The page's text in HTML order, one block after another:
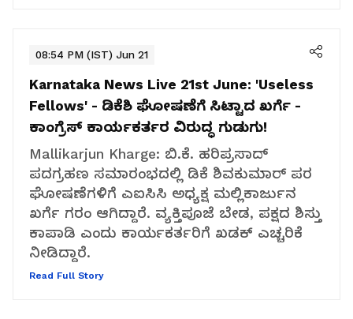
08:54 PM (IST) Jun 21
Karnataka News Live 21st June: 'Useless
Fellows' - ಡಿಕೆಶಿ ಘೋಷಣೆಗೆ ಸಿಟ್ಟಾದ ಖರ್ಗೆ -
ಕಾಂಗ್ರೆಸ್ ಕಾರ್ಯಕರ್ತರ ವಿರುದ್ಧ ಗುಡುಗು!
Mallikarjun Kharge: ಬಿ.ಕೆ. ಹರಿಪ್ರಸಾದ್
ಪದಗ್ರಹಣ ಸಮಾರಂಭದಲ್ಲಿ ಡಿಕೆ ಶಿವಕುಮಾರ್ ಪರ
ಘೋಷಣೆಗಳಿಗೆ ಎಐಸಿಸಿ ಅಧ್ಯಕ್ಷ ಮಲ್ಲಿಕಾರ್ಜುನ
ಖರ್ಗೆ ಗರಂ ಆಗಿದ್ದಾರೆ. ವ್ಯಕ್ತಿಪೂಜೆ ಬೇಡ, ಪಕ್ಷದ ಶಿಸ್ತು
ಕಾಪಾಡಿ ಎಂದು ಕಾರ್ಯಕರ್ತರಿಗೆ ಖಡಕ್ ಎಚ್ಚರಿಕೆ
ನೀಡಿದ್ದಾರೆ.
Read Full Story